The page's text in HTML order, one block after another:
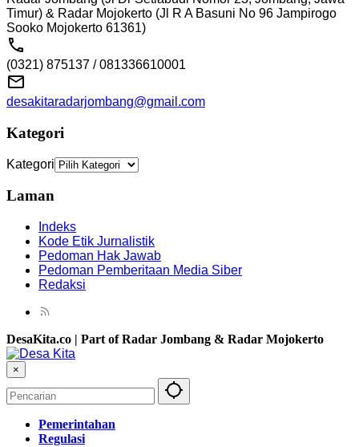
Timur) & Radar Mojokerto (Jl R A Basuni No 96 Jampirogo
Sooko Mojokerto 61361)
(0321) 875137 / 081336610001
desakitaradarjombang@gmail.com
Kategori
Kategori
Laman
Indeks
Kode Etik Jurnalistik
Pedoman Hak Jawab
Pedoman Pemberitaan Media Siber
Redaksi
DesaKita.co | Part of Radar Jombang & Radar Mojokerto
×
Pemerintahan
Regulasi